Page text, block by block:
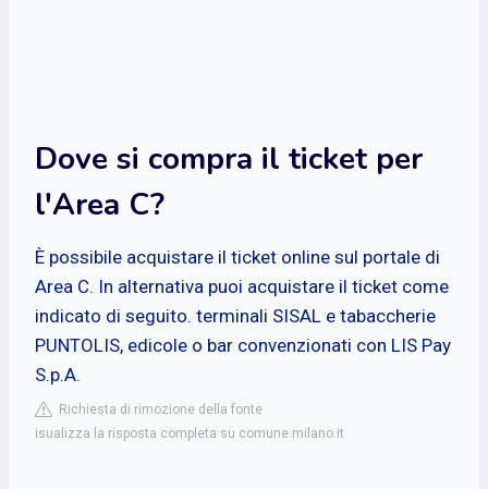
Dove si compra il ticket per
l'Area C?
È possibile acquistare il ticket online sul portale di
Area C. In alternativa puoi acquistare il ticket come
indicato di seguito. terminali SISAL e tabaccherie
PUNTOLIS, edicole o bar convenzionati con LIS Pay
S.p.A.
Richiesta di rimozione della fonte
isualizza la risposta completa su comune.milano.it